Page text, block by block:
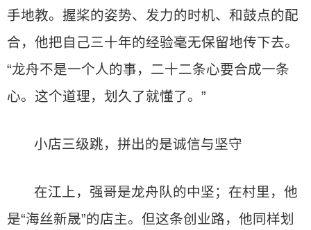
手地教。握桨的姿势、发力的时机、和鼓点的配
合，他把自己三十年的经验毫无保留地传下去。
“龙舟不是一个人的事，二十二条心要合成一条
心。这个道理，划久了就懂了。”
小店三级跳，拼出的是诚信与坚守
在江上，强哥是龙舟队的中坚；在村里，他
是“海丝新晟”的店主。但这条创业路，他同样划